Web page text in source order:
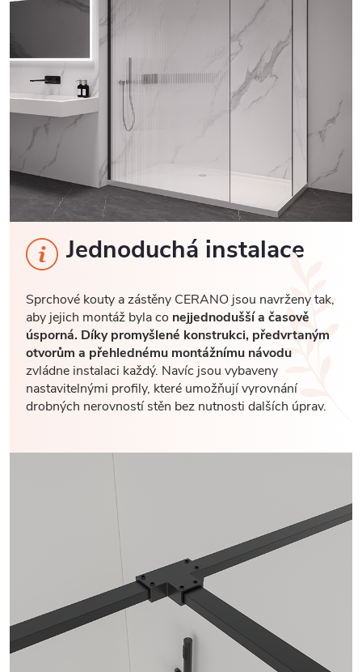
Jednoduchá instalace
Sprchové kouty a zástěny CERANO jsou navrženy tak,
aby jejich montáž byla co nejjednodušší a časově
úsporná. Díky promyšlené konstrukci, předvrtaným
otvorům a přehlednému montážnímu návodu
zvládne instalaci každý. Navíc jsou vybaveny
nastavitelnými profily, které umožňují vyrovnání
drobných nerovností stěn bez nutnosti dalších úprav.